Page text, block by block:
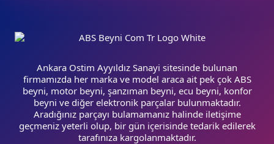
Ankara Ostim Ayyıldız Sanayi sitesinde bulunan
firmamızda her marka ve model araca ait pek çok ABS
beyni, motor beyni, şanzıman beyni, ecu beyni, konfor
beyni ve diğer elektronik parçalar bulunmaktadır.
Aradığınız parçayı bulamamanız halinde iletişime
geçmeniz yeterli olup, bir gün içerisinde tedarik edilerek
tarafınıza kargolanmaktadır.